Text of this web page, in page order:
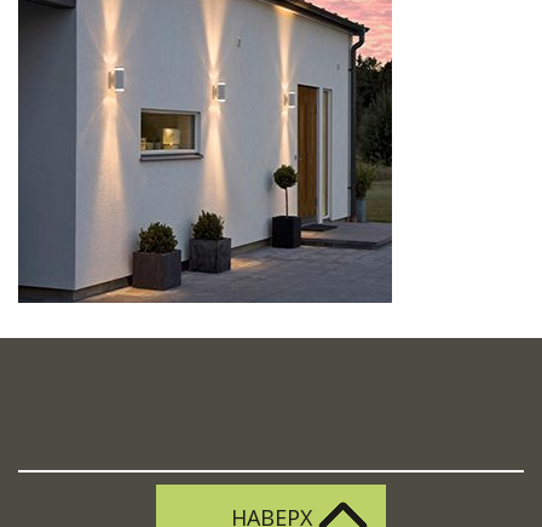
НАВЕРХ